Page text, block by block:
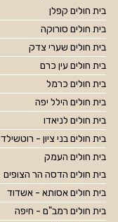
בית חולים קפלן
בית חולים סורוקה
בית חולים שערי צדק
בית חולים עין כרם
בית חולים כרמל
בית חולים הילל יפה
בית חולים לניאדו
בית חולים בני ציון - רוטשילד
בית חולים העמק
בית חולים הדסה הר הצופים
בית חולים אסותא - אשדוד
בית חולים רמב"ם - חיפה